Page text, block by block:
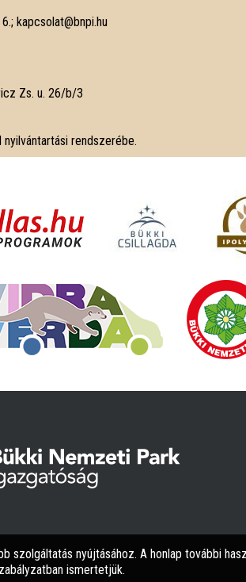
kapcsolat@bnpi.hu
Zs. u. 26/b/3
rendszerébe.
szolgáltatás nyújtásához. A honlap további
ismertetjük.